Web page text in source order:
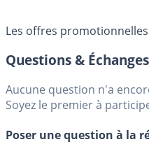
Les offres
Questions & Échanges
Aucune question n'a
Soyez le premier à
Poser une question à la